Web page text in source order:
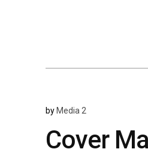
by Media 2
Cover